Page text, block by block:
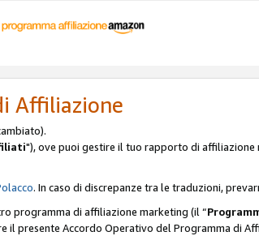
Affiliazione
"), ove puoi gestire il tuo rapporto di
. In caso di discrepanze tra le traduzioni,
programma di affiliazione marketing (il “
il presente Accordo Operativo del Programma di